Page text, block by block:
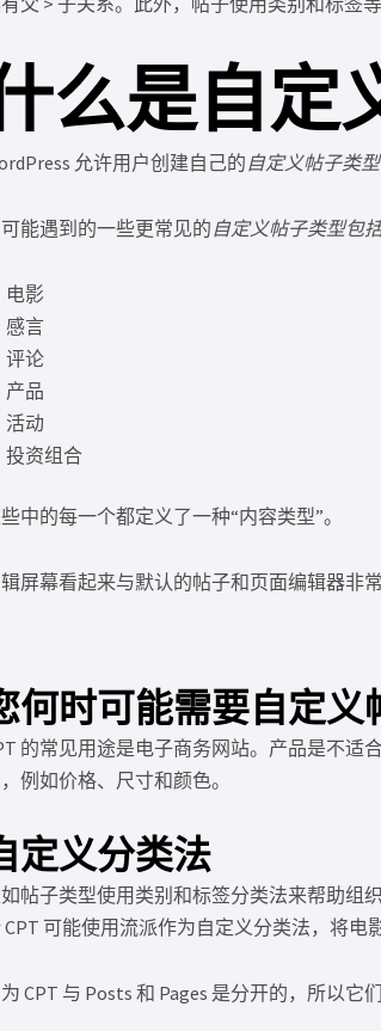
么是自定
允许用户创建自己的自定义帖子类型
能遇到的一些更常见的自定义帖子类型包括
电影
感言
评论
产品
活动
投资组合
中的每一个都定义了一种“内容类型”。
屏幕看起来与默认的帖子和页面编辑器非
何时可能需要自定义
的常见用途是电子商务网站。产品是不适
例如价格、尺寸和颜色。
定义分类法
帖子类型使用类别和标签分类法来帮助组
CPT 可能使用流派作为自定义分类法，将电
CPT 与 Posts 和 Pages 是分开的，所以